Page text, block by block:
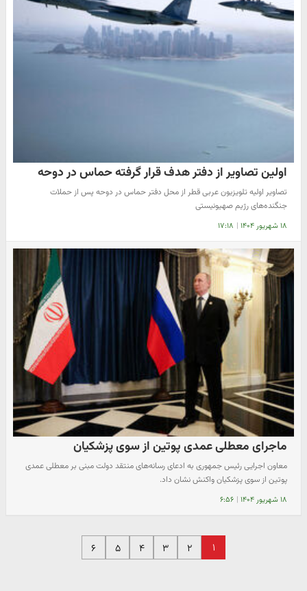
اولین تصاویر از دفتر هدف قرار گرفته حماس در دوحه
تصاویر اولیه تلویزیون عربی قطر از محل دفتر حماس در دوحه پس از حملات
جنگنده‌های رژیم صهیونیستی
۱۸ شهریور ۱۴۰۴ | ۱۷:۱۸
ماجرای معطلی عمدی پوتین از سوی پزشکیان
معاون اجرایی رئیس جمهوری به ادعای رسانه‌های منتقد دولت مبنی بر معطلی عمدی
پوتین از سوی پزشکیان واکنش نشان داد.
۱۸ شهریور ۱۴۰۴ | ۶:۵۶
۱ ۲ ۳ ۴ ۵ ۶